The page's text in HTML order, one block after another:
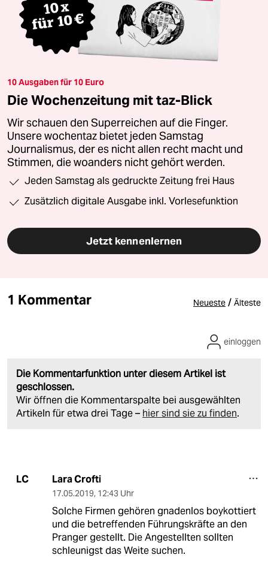
10 Ausgaben für 10 Euro
Die Wochenzeitung mit taz-Blick
Wir schauen den Superreichen auf die Finger.
Unsere wochentaz bietet jeden Samstag
Journalismus, der es nicht allen recht macht und
Stimmen, die woanders nicht gehört werden.
Jeden Samstag als gedruckte Zeitung frei Haus
Zusätzlich digitale Ausgabe inkl. Vorlesefunktion
Jetzt kennenlernen
1 Kommentar Neueste / Älteste
Die Kommentarfunktion unter diesem Artikel ist
geschlossen.
Wir öffnen die Kommentarspalte bei ausgewählten
Artikeln für etwa drei Tage – hier sind sie zu finden.
einloggen
LC Lara Crofti
17.05.2019, 12:43 Uhr
Solche Firmen gehören gnadenlos boykottiert
und die betreffenden Führungskräfte an den
Pranger gestellt. Die Angestellten sollten
schleunigst das Weite suchen.